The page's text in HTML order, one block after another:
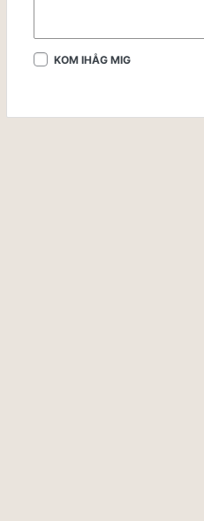
KOM IHÅG MIG